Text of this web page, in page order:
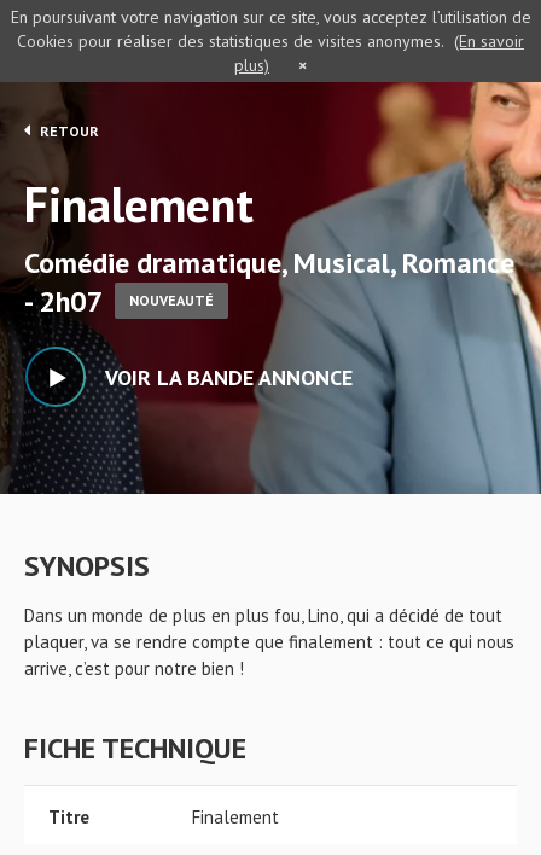
RETOUR
Finalement
Comédie dramatique, Musical, Romance
- 2h07
NOUVEAUTÉ
VOIR LA BANDE ANNONCE
SYNOPSIS
Dans un monde de plus en plus fou, Lino, qui a décidé de tout
plaquer, va se rendre compte que finalement : tout ce qui nous
arrive, c’est pour notre bien !
FICHE TECHNIQUE
Titre Finalement
En poursuivant votre navigation sur ce site, vous acceptez l’utilisation de
Cookies pour réaliser des statistiques de visites anonymes. (En savoir
plus)
×